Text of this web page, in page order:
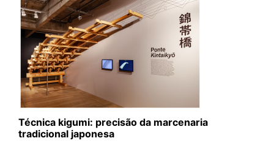
Técnica kigumi: precisão da marcenaria
tradicional japonesa